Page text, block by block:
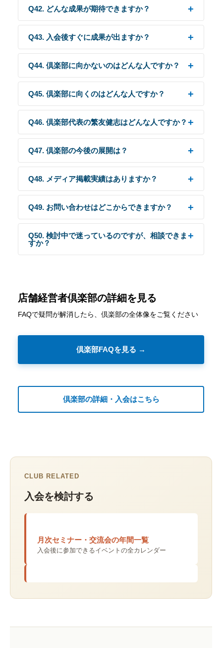
Q42. どんな成果が期待できますか？
Q43. 入会後すぐに成果が出ますか？
Q44. 倶楽部に向かないのはどんな人ですか？
Q45. 倶楽部に向くのはどんな人ですか？
Q46. 倶楽部代表の繁友健志はどんな人ですか？
Q47. 倶楽部の今後の展開は？
Q48. メディア掲載実績はありますか？
Q49. お問い合わせはどこからできますか？
Q50. 検討中で迷っているのですが、相談できま
すか？
店舗経営者倶楽部の詳細を見る
FAQで疑問が解消したら、倶楽部の全体像をご覧ください
倶楽部FAQを見る →
倶楽部の詳細・入会はこちら
CLUB RELATED
入会を検討する
月次セミナー・交流会の年間一覧
入会後に参加できるイベントの全カレンダー